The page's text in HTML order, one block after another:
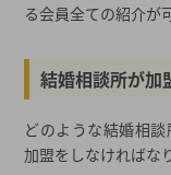
る会員全ての紹介が
結婚相談所が加
どのような結婚相
加盟をしなければな